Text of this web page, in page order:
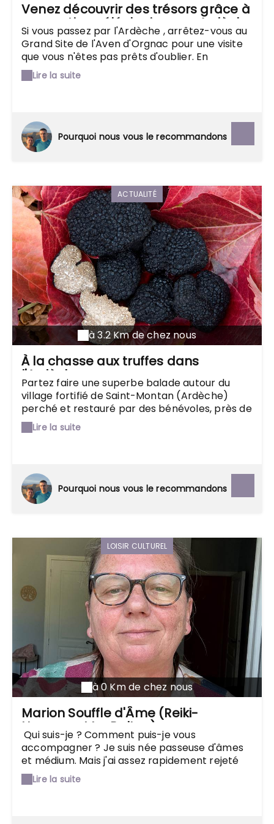
Venez découvrir des trésors grâce à
une sortie spéléologique en Ardèche
Si vous passez par l'Ardèche , arrêtez-vous au
Grand Site de l'Aven d'Orgnac pour une visite
que vous n'êtes pas prêts d'oublier. En
compagnie de Stéphane Tocino, spéléologue
depuis plus de 25 ans, ou d'un autre
randonnée d'une durée de 3 heures, un
parcours sportif vertigineux de 3 heures
également, une odyssée de souterraine (8
Lire la suite
Pourquoi nous vous le recommandons
ACTUALITÉ
à 3.2 Km de chez nous
À la chasse aux truffes dans
l'Ardèche
Partez faire une superbe balade autour du
village fortifié de Saint-Montan (Ardèche)
perché et restauré par des bénévoles, près de
Montélimar. Vous voilà dans la vallée du Rhône,
en Ardèche méridionale, prêt à partir à la
tard. Et oui, on trouve bien des truffes dans le
département ! Passer du temps dans la
nature, seul ou en famille, prêter attention au
détour d'un chemin.
Lire la suite
Pourquoi nous vous le recommandons
LOISIR CULTUREL
à 0 Km de chez nous
Marion Souffle d'Âme (Reiki-
Hypnose-MasBelLoc)
Qui suis-je ? Comment puis-je vous
accompagner ? Je suis née passeuse d'âmes
et médium. Mais j'ai assez rapidement rejeté
ces parties de moi-même, par peur
majoritairement. La passeuse d'âmes à 2 rôles
Lire la suite